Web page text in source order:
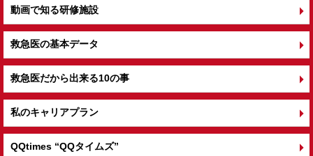
動画で知る研修施設
救急医の基本データ
救急医だから出来る10の事
私のキャリアプラン
QQtimes “QQタイムズ”